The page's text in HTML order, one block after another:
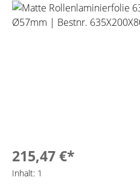
Bildergalerie überspringen
215,47 €*
Inhalt: 1